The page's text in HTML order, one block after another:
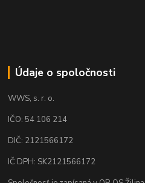
Údaje o spoločnosti
WWS, s. r. o.
IČO: 54 106 214
DIČ: 2121566172
IČ DPH: SK2121566172